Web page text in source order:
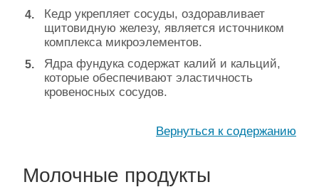
Кедр укрепляет сосуды, оздоравливает
щитовидную железу, является источником
комплекса микроэлементов.
Ядра фундука содержат калий и кальций,
которые обеспечивают эластичность
кровеносных сосудов.
Вернуться к содержанию
Молочные продукты